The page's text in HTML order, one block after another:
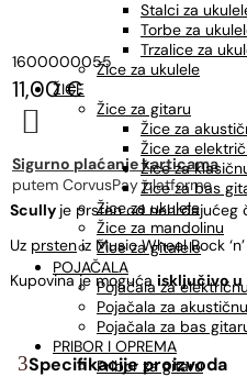
Stalci za
Torbe za
Trzalice za
Žice za ukulele
ŽICE
Žice za gitaru
Žice za
Žice za
Žice za
Žice za bas
Žice za ukulele
Žice za mandolinu
Žice za gitalele
POJAČALA
Pojačala za
Pojačala za
Pojačala za bas
PRIBOR I OPREMA
Pribor za gitaru
1600000055
11,00€

Sigurno plaćanje karticama
putem CorvusPay platforme
Scully je prsten od nehrđajućeg
Uz prsteniz Music Wheel Rock
Kupovina je mogućaisključivo u
Specifikacije proizvoda